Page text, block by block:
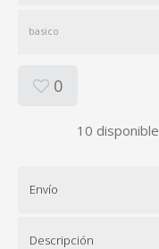
basico
0
10 disponible
Envío
Descripción